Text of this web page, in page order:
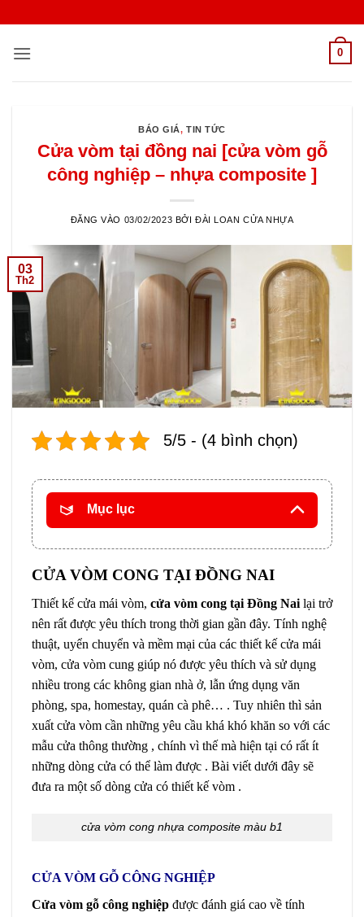
nội
0
BÁO GIÁ,TIN TỨC
Cửa vòm tại đồng nai [cửa vòm gỗ
công nghiệp – nhựa composite ]
ĐĂNG VÀO 03/02/2023 BỞI ĐÀI LOAN CỬA NHỰA
03
Th2
5/5 - (4 bình chọn)
Mục lục
CỬA VÒM CONG TẠI ĐỒNG NAI
Thiết kế cửa mái vòm, cửa vòm cong tại Đồng Nai lại trở
nên rất được yêu thích trong thời gian gần đây. Tính nghệ
thuật, uyển chuyển và mềm mại của các thiết kế cửa mái
vòm, cửa vòm cung giúp nó được yêu thích và sử dụng
nhiều trong các không gian nhà ở, lẫn ứng dụng văn
phòng, spa, homestay, quán cà phê… . Tuy nhiên thì sản
xuất cửa vòm cần những yêu cầu khá khó khăn so với các
mẫu cửa thông thường , chính vì thế mà hiện tại có rất ít
những dòng cửa có thể làm được . Bài viết dưới đây sẽ
đưa ra một số dòng cửa có thiết kế vòm .
cửa vòm cong nhựa composite màu b1
CỬA VÒM GỖ CÔNG NGHIỆP
Cửa vòm gỗ công nghiệp được đánh giá cao về tính